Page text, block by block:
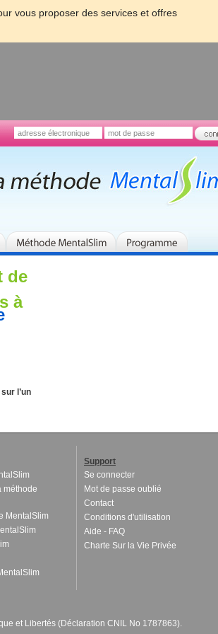
vous proposer des services et offres
de
à
l’un
méthode
MentalSlim
Support
Se connecter
Mot de passe oublié
Contact
Conditions d'utilisation
Aide - FAQ
Charte Sur la Vie Privée
et Libertés (Déclaration CNIL No 1787863).